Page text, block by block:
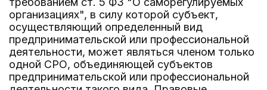
организациях", в силу которой субъект,
осуществляющий определенный вид
предпринимательской или профессиональной
деятельности, может являться членом только
одной СРО, объединяющей субъектов
предпринимательской или профессиональной